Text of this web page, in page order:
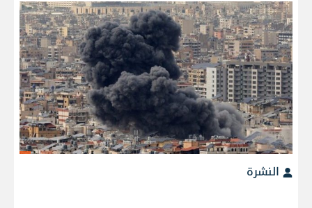
النشرة